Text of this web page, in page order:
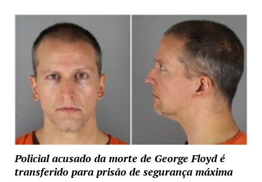
Policial acusado da morte de George Floyd é
transferido para prisão de segurança máxima